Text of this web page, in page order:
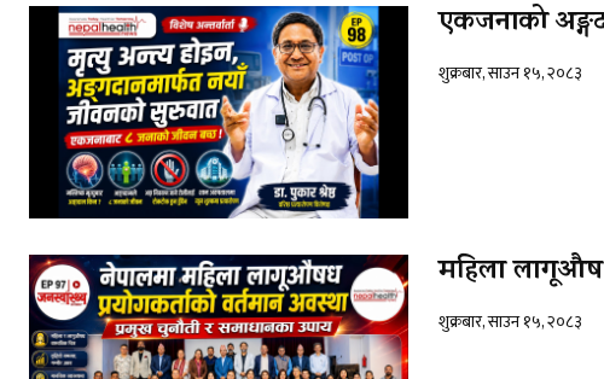
एकजनाको
शुक्रबार, साउन १५, २०८३
महिला
शुक्रबार, साउन १५, २०८३